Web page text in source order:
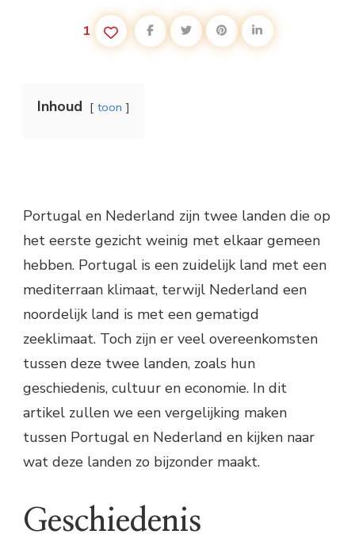
1
Inhoud toon
Portugal en Nederland zijn twee landen die op
het eerste gezicht weinig met elkaar gemeen
hebben. Portugal is een zuidelijk land met een
mediterraan klimaat, terwijl Nederland een
noordelijk land is met een gematigd
zeeklimaat. Toch zijn er veel overeenkomsten
tussen deze twee landen, zoals hun
geschiedenis, cultuur en economie. In dit
artikel zullen we een vergelijking maken
tussen Portugal en Nederland en kijken naar
wat deze landen zo bijzonder maakt.
Geschiedenis